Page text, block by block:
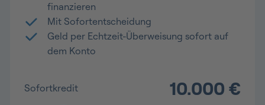
finanzieren
Mit Sofortentscheidung
Geld per Echtzeit-Überweisung sofort auf
dem Konto